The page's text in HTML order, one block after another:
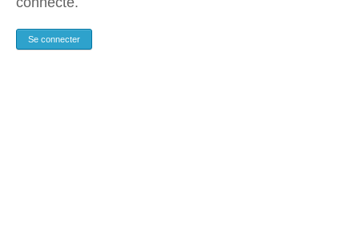
Se connecter